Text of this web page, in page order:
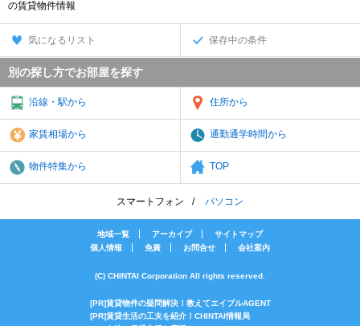
の賃貸物件情報
気になるリスト 保存中の条件
別の探し方でお部屋を探す
沿線・駅から 住所から
家賃相場から 通勤通学時間から
物件特集から TOP
スマートフォン パソコン
地域一覧 アーカイブ
サイトマップ
個人情報
免責 お問合せ 会社案内
(C) CHINTAI Corporation All rights reserved.
[PR]賃貸物件の疑問解決！教えてエイブルAGENT
[PR]賃貸生活の工夫を紹介！CHINTAI情報局